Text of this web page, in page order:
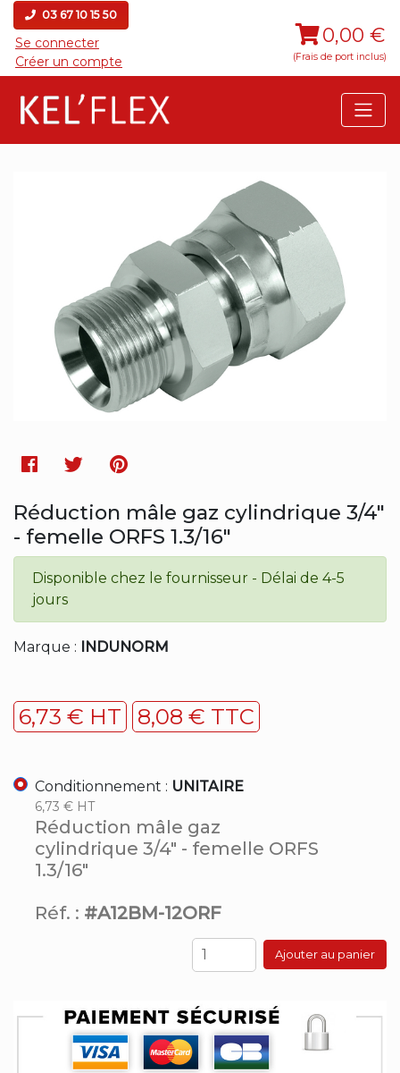
03 67 10 15 50
Se connecter
Créer un compte
0,00 €
(Frais de port inclus)
Facebook
TwitterPinterest
Réduction mâle gaz cylindrique 3/4"
- femelle ORFS 1.3/16"
Disponible chez le fournisseur - Délai de 4-5
jours
Marque : INDUNORM
6,73 € HT 8,08 € TTC
Conditionnement : UNITAIRE
6,73 € HT
Réduction mâle gaz
cylindrique 3/4" - femelle ORFS
1.3/16"
Réf. : #A12BM-12ORF
Ajouter au panier